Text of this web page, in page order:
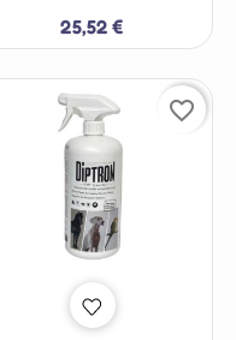
25,52 €
favorite_border